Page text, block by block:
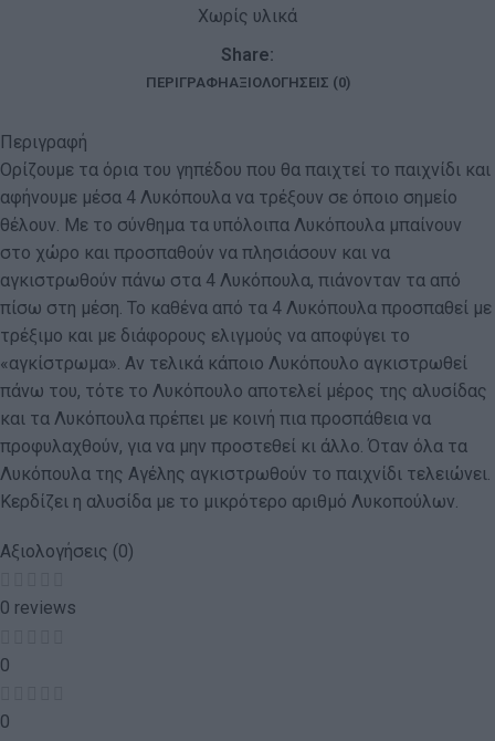
Χωρίς υλικά
Share:
ΠΕΡΙΓΡΑΦΉΑΞΙΟΛΟΓΉΣΕΙΣ (0)
Περιγραφή
Ορίζουμε τα όρια του γηπέδου που θα παιχτεί το παιχνίδι και
αφήνουμε μέσα 4 Λυκόπουλα να τρέξουν σε όποιο σημείο
θέλουν. Με το σύνθημα τα υπόλοιπα Λυκόπουλα μπαίνουν
στο χώρο και προσπαθούν να πλησιάσουν και να
αγκιστρωθούν πάνω στα 4 Λυκόπουλα, πιάνονταν τα από
πίσω στη μέση. Το καθένα από τα 4 Λυκόπουλα προσπαθεί με
τρέξιμο και με διάφορους ελιγμούς να αποφύγει το
«αγκίστρωμα». Αν τελικά κάποιο Λυκόπουλο αγκιστρωθεί
πάνω του, τότε το Λυκόπουλο αποτελεί μέρος της αλυσίδας
και τα Λυκόπουλα πρέπει με κοινή πια προσπάθεια να
προφυλαχθούν, για να μην προστεθεί κι άλλο. Όταν όλα τα
Λυκόπουλα της Αγέλης αγκιστρωθούν το παιχνίδι τελειώνει.
Κερδίζει η αλυσίδα με το μικρότερο αριθμό Λυκοπούλων.
Αξιολογήσεις (0)
0 reviews
0
0